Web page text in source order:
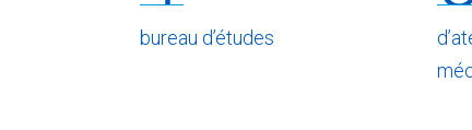
bureau d’études